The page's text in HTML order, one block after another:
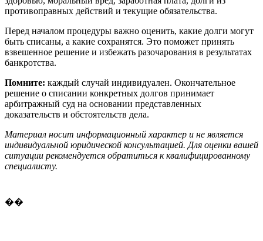
противоправных действий и текущие обязательства.
Перед началом процедуры важно оценить, какие долги могут
быть списаны, а какие сохранятся. Это поможет принять
взвешенное решение и избежать разочарования в результатах
банкротства.
Помните: каждый случай индивидуален. Окончательное
решение о списании конкретных долгов принимает
арбитражный суд на основании представленных
доказательств и обстоятельств дела.
Материал носит информационный характер и не является
индивидуальной юридической консультацией. Для оценки вашей
ситуации рекомендуется обратиться к квалифицированному
специалисту.
��